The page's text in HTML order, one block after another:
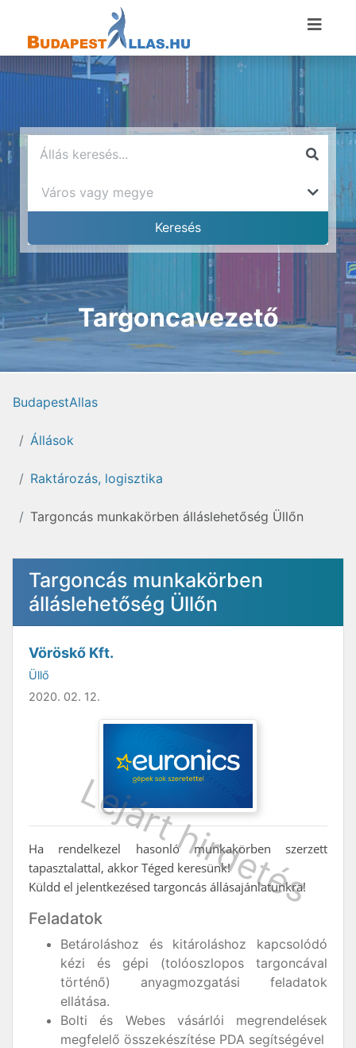
Targoncavezető
BudapestAllas
Állások
Raktározás, logisztika
Targoncás munkakörben álláslehetőség Üllőn
Targoncás munkakörben
álláslehetőség Üllőn
Vöröskő Kft.
Üllő
2020. 02. 12.
Ha rendelkezel hasonló munkakörben szerzett
tapasztalattal, akkor Téged keresünk!
Küldd el jelentkezésed targoncás állásajánlatunkra!
Feladatok
Betároláshoz és kitároláshoz kapcsolódó
kézi és gépi (tolóoszlopos targoncával
történő) anyagmozgatási feladatok
ellátása.
Bolti és Webes vásárlói megrendelések
megfelelő összekészítése PDA segítségével